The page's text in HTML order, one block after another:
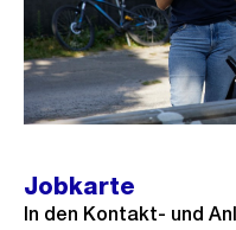
Jobkarte
In den Kontakt- und